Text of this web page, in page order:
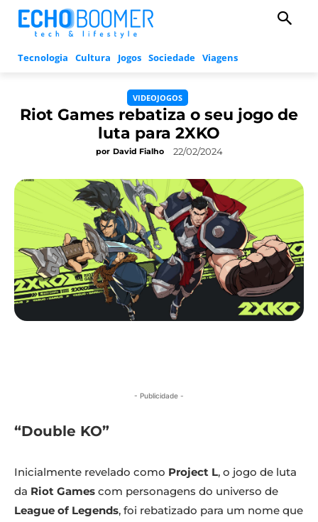
Tecnologia Cultura Jogos Sociedade Viagens
VIDEOJOGOS
Riot Games rebatiza o seu jogo de
luta para 2XKO
por David Fialho 22/02/2024
- Publicidade -
“Double KO”
Inicialmente revelado como Project L, o jogo de luta
da Riot Games com personagens do universo de
League of Legends, foi rebatizado para um nome que